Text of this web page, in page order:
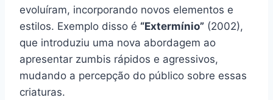
evoluíram, incorporando novos elementos e
estilos. Exemplo disso é “Extermínio” (2002),
que introduziu uma nova abordagem ao
apresentar zumbis rápidos e agressivos,
mudando a percepção do público sobre essas
criaturas.